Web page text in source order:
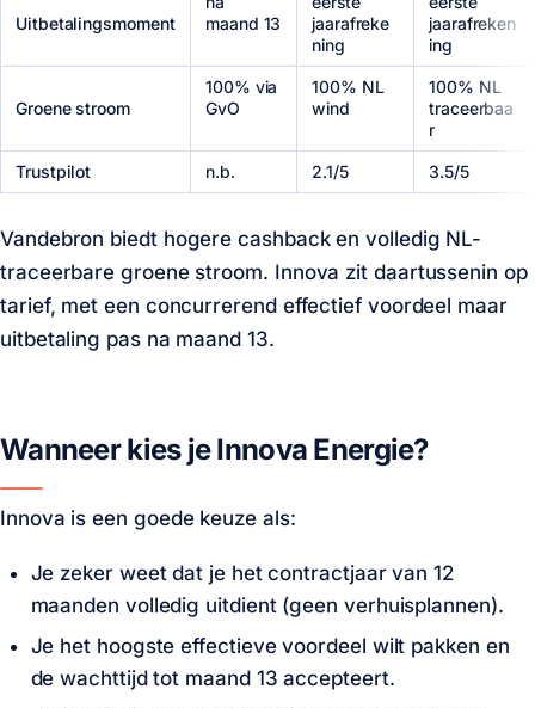
Uitbetalingsmoment
maand 13
jaarafreke
ning
jaarafreken
ing
Groene stroom
100% via
GvO
100% NL
wind
100% NL
traceerbaa
r
Trustpilot n.b. 2.1/5 3.5/5
Vandebron biedt hogere cashback en volledig NL-
traceerbare groene stroom. Innova zit daartussenin op
tarief, met een concurrerend effectief voordeel maar
uitbetaling pas na maand 13.
Wanneer kies je Innova Energie?
Innova is een goede keuze als:
Je zeker weet dat je het contractjaar van 12
maanden volledig uitdient (geen verhuisplannen).
Je het hoogste effectieve voordeel wilt pakken en
de wachttijd tot maand 13 accepteert.